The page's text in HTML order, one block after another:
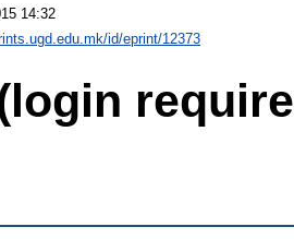
14:32
id/eprint/12373